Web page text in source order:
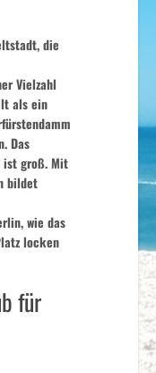
die
Vielzahl
als ein
Das
ist groß. Mit
bildet
wie das
locken
für